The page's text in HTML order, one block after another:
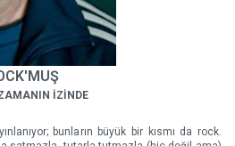
İZİNDE
bunların büyük bir kısmı da rock.